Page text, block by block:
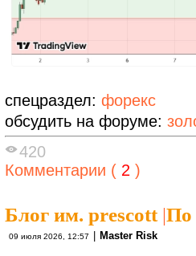
спецраздел: форекс
обсудить на форуме:
420
Комментарии ( 2 )
Блог им. prescott|По
09 июля 2026, 12:57 Master Risk